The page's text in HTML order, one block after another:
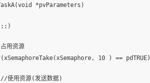
*pvParameters)
资源
(xSemaphoreTake(xSemaphore, 10 ) == pdTRUE)
资源(发送数据)